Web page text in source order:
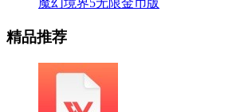
魔幻境界5无限金币版
精品推荐